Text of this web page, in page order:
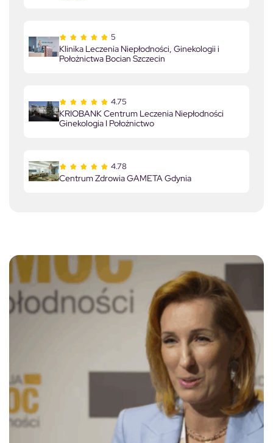
5
Klinika Leczenia Niepłodności, Ginekologii i
Położnictwa Bocian Szczecin
4.75
KRIOBANK Centrum Leczenia Niepłodności
Ginekologia I Położnictwo
4.78
Centrum Zdrowia GAMETA Gdynia